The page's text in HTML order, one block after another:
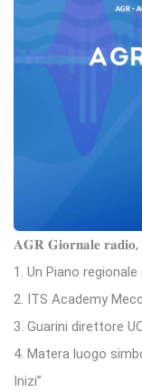
𝐀𝐆𝐑 𝐆𝐢𝐨𝐫𝐧𝐚𝐥𝐞 𝐫𝐚𝐝𝐢𝐨,
1. Un Piano
2. ITS Academy
3. Guarini direttore
4. Matera luogo
Inizi”